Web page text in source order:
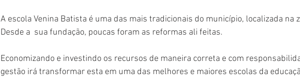
A escola Venina Batista é uma das mais tradicionais do município, localizada na
Desde a  sua fundação, poucas foram as reformas ali feitas.
Economizando e investindo os recursos de maneira correta e com
gestão irá transformar esta em uma das melhores e maiores escolas da